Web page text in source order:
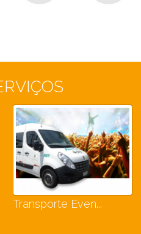
Transporte Even...